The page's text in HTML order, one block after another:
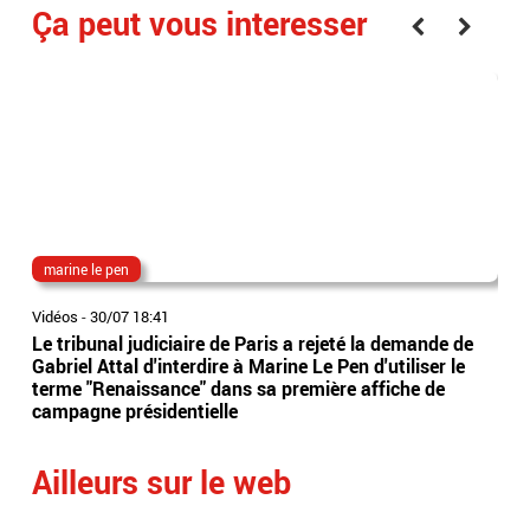
Ça peut vous interesser
marine le pen
Vidéos -30/07 18:41
Le tribunal judiciaire de Paris a rejeté la demande de
Gabriel Attal d'interdire à Marine Le Pen d'utiliser le
terme "Renaissance" dans sa première affiche de
campagne présidentielle
Ailleurs sur le web